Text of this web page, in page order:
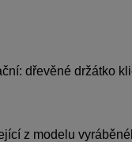
dřevěné držátko
z modelu